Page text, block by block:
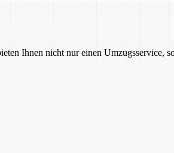
Ihnen nicht nur einen Umzugsservice,